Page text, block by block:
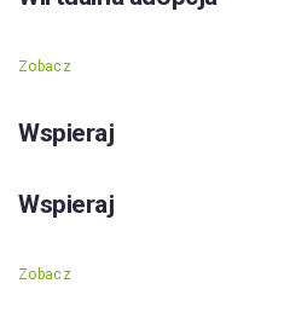
Zobacz
Wspieraj
Wspieraj
Zobacz